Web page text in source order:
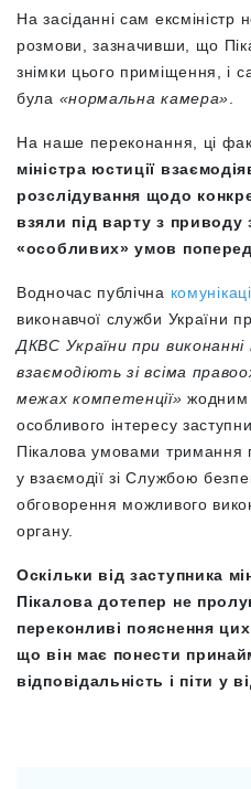
На засіданні сам ексміністр
розмови, зазначивши, що
знімки цього приміщення, і
була «нормальна камера»
На наше переконання, ці
міністра юстиції
розслідування щодо
взяли під варту з приводу
«особливих» умов
Водночас публічна
виконавчої служби України
ДКВС України при виконанні
взаємодіють зі всіма
межах компетенції» жодним
особливого інтересу
Пікалова умовами тримання
у взаємодії зі Службою
обговорення можливого
органу.
Оскільки від заступника
Пікалова дотепер не
переконливі пояснення
що він має понести
відповідальність і піти у